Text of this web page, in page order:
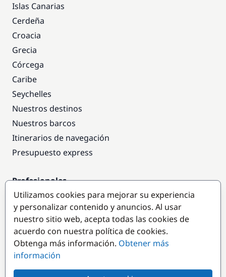
Islas Canarias
Cerdeña
Croacia
Grecia
Córcega
Caribe
Seychelles
Nuestros destinos
Nuestros barcos
Itinerarios de navegación
Presupuesto express
Profesionales
Acceso empresas
Colaborar como empresa
Destinos populares
Utilizamos cookies para mejorar su experiencia
y personalizar contenido y anuncios. Al usar
nuestro sitio web, acepta todas las cookies de
acuerdo con nuestra política de cookies.
Obtenga más información. Obtener más
información